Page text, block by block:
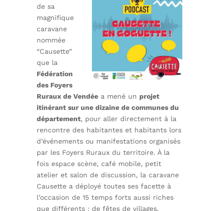
de sa
magnifique
caravane
nommée
“Causette”
que la
Fédération
des Foyers
Ruraux de Vendéea mené un projet
itinérant sur une dizaine de communes du
département, pour aller directement à la
rencontre des habitantes et habitants lors
d’événements ou manifestations organisés
par les Foyers Ruraux du territoire. À la
fois espace scène, café mobile, petit
atelier et salon de discussion, la caravane
Causette a déployé toutes ses facette à
l’occasion de 15 temps forts aussi riches
que différents : de fêtes de villages,